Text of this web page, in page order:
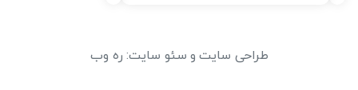
طراحی سایت و سئو سایت: ره وب